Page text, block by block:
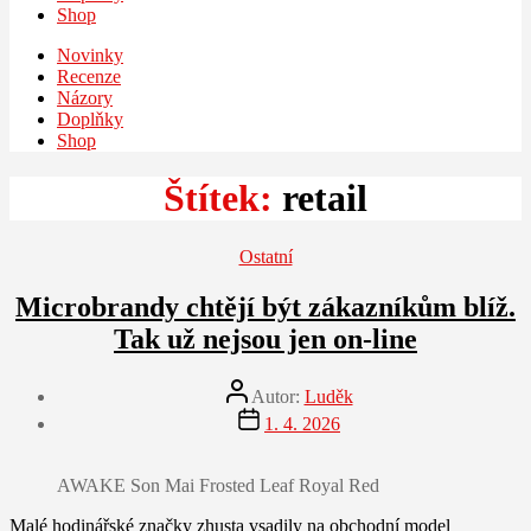
Shop
Novinky
Recenze
Názory
Doplňky
Shop
Štítek: retail
Rubriky
Ostatní
Microbrandy chtějí být zákazníkům blíž.
Tak už nejsou jen on-line
Autor
příspěvku
Autor: Luděk
Datum
příspěvku
1. 4. 2026
AWAKE Son Mai Frosted Leaf Royal Red
Malé hodinářské značky zhusta vsadily na obchodní model